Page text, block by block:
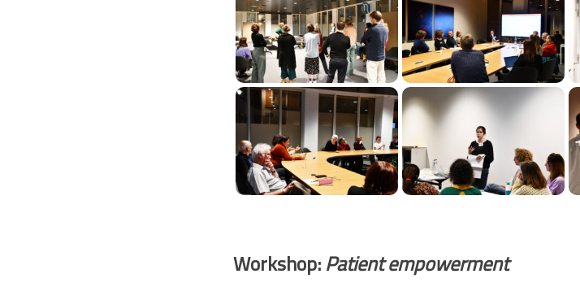
Workshop: Patient empowerment